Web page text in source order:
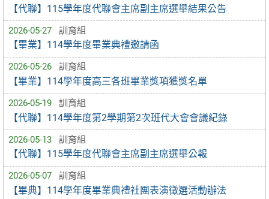
【代聯】115學年度代聯會主席副主席選舉結果公告
2026-05-27 訓育組
【畢業】114學年度畢業典禮邀請函
2026-05-26 訓育組
【畢業】114學年度高三各班畢業獎項獲獎名單
2026-05-19 訓育組
【代聯】114學年度第2學期第2次班代大會會議紀錄
2026-05-13 訓育組
【代聯】115學年度代聯會主席副主席選舉公報
2026-05-07 訓育組
【畢典】114學年度畢業典禮社團表演徵選活動辦法